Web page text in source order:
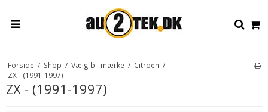
Forside / Shop / Vælg bil mærke / Citroën /
ZX - (1991-1997)
ZX - (1991-1997)